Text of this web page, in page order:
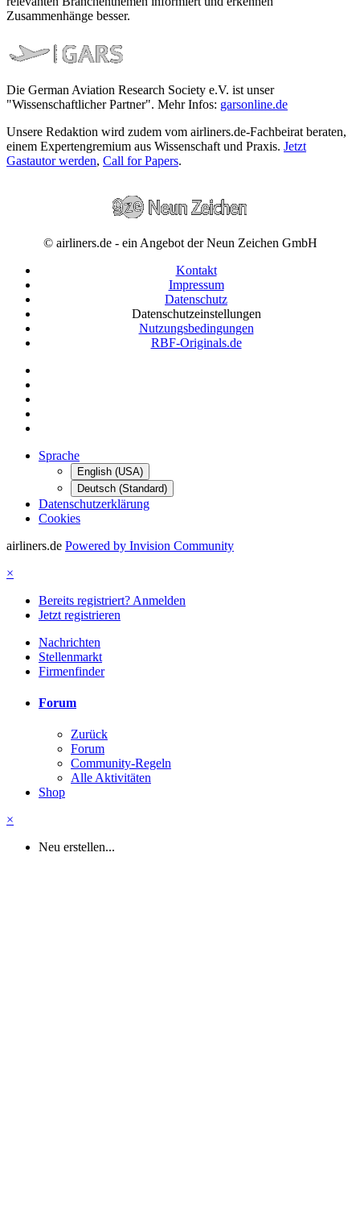
Zusammenhänge besser.
Die German Aviation Research Society e.V. ist unser
"Wissenschaftlicher Partner". Mehr Infos: garsonline.de
Unsere Redaktion wird zudem vom airliners.de-Fachbeirat beraten,
einem Expertengremium aus Wissenschaft und Praxis. Jetzt
Gastautor werden, Call for Papers.
© airliners.de - ein Angebot der Neun Zeichen GmbH
Kontakt
Impressum
Datenschutz
Datenschutzeinstellungen
Nutzungsbedingungen
RBF-Originals.de
Sprache
English (USA)
Deutsch (Standard)
Datenschutzerklärung
Cookies
airliners.de Powered by Invision Community
×
Bereits registriert? Anmelden
Jetzt registrieren
Nachrichten
Stellenmarkt
Firmenfinder
Forum
Zurück
Forum
Community-Regeln
Alle Aktivitäten
Shop
×
Neu erstellen...